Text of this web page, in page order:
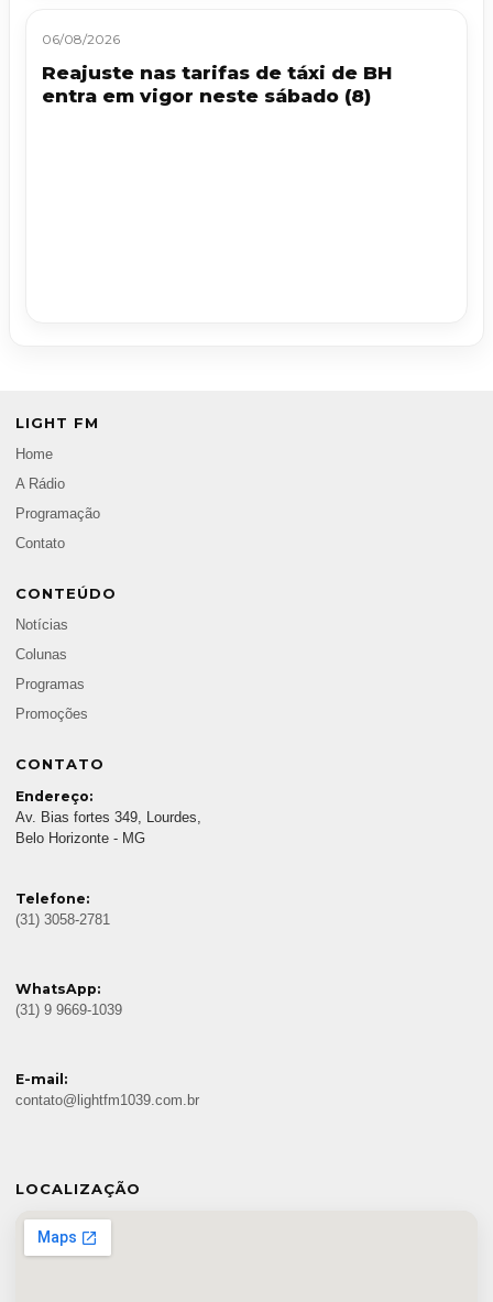
06/08/2026
Reajuste nas tarifas de táxi de BH
entra em vigor neste sábado (8)
LIGHT FM
Home
A Rádio
Programação
Contato
CONTEÚDO
Notícias
Colunas
Programas
Promoções
CONTATO
Endereço:
Av. Bias fortes 349, Lourdes,
Belo Horizonte - MG
Telefone:
(31) 3058-2781
WhatsApp:
(31) 9 9669-1039
E-mail:
contato@lightfm1039.com.br
LOCALIZAÇÃO